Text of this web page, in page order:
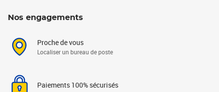
Nos engagements
Proche de vous
Localiser un bureau de poste
Paiements 100% sécurisés